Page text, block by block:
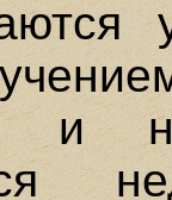
и